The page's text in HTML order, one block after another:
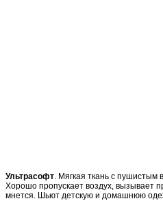
Ультрасофт . Мягкая ткань с пушистым
Хорошо пропускает воздух, вызывает
мнется. Шьют детскую и домашнюю